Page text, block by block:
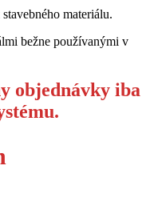
materiálu.
bežne používanými v
objednávky iba